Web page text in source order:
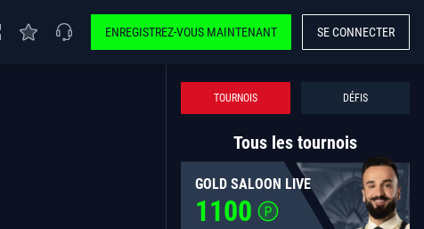
ENREGISTREZ-VOUS MAINTENANT SE CONNECTER
TOURNOIS DÉFIS
Tous les tournois
GOLD SALOON LIVE
1100